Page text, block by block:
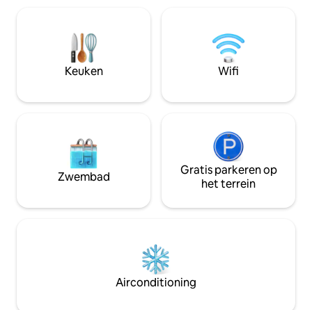
luchthaven, gidsen en colectivo worden
aangeboden. Je gastvrouw heet je
graag welkom in Havana!
extra kosten, je
smartphone,
Optioneel
Keuken Wifi
Zwembad
Gratis parkeren op
het terrein
Airconditioning